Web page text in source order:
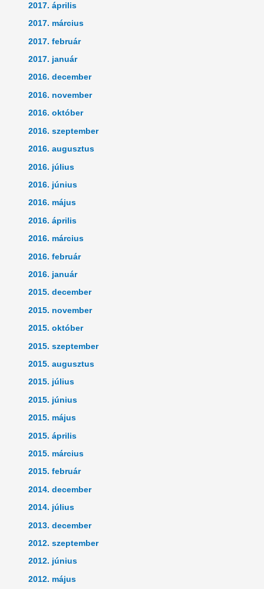
2017. április
2017. március
2017. február
2017. január
2016. december
2016. november
2016. október
2016. szeptember
2016. augusztus
2016. július
2016. június
2016. május
2016. április
2016. március
2016. február
2016. január
2015. december
2015. november
2015. október
2015. szeptember
2015. augusztus
2015. július
2015. június
2015. május
2015. április
2015. március
2015. február
2014. december
2014. július
2013. december
2012. szeptember
2012. június
2012. május